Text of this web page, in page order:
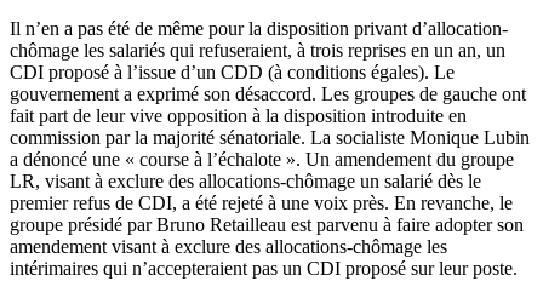
Il n’en a pas été de même pour la disposition privant d’allocation-
chômage les salariés qui refuseraient, à trois reprises en un an, un
CDI proposé à l’issue d’un CDD (à conditions égales). Le
gouvernement a exprimé son désaccord. Les groupes de gauche ont
fait part de leur vive opposition à la disposition introduite en
commission par la majorité sénatoriale. La socialiste Monique Lubin
a dénoncé une « course à l’échalote ». Un amendement du groupe
LR, visant à exclure des allocations-chômage un salarié dès le
premier refus de CDI, a été rejeté à une voix près. En revanche, le
groupe présidé par Bruno Retailleau est parvenu à faire adopter son
amendement visant à exclure des allocations-chômage les
intérimaires qui n’accepteraient pas un CDI proposé sur leur poste.